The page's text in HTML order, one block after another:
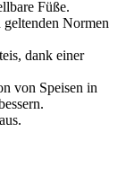
Füße.
Normen
dank einer
von Speisen in